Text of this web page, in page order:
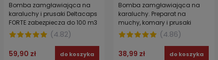
Bomba zamgławiająca na
karaluchy i prusaki Deltacaps
FORTE zabezpiecza do 100 m3
(4.82)
59,90 zł do koszyka
Bomba zamgławiająca na
karaluchy. Preparat na
muchy, komary i prusaki
zawierający permetrynę,
tetrametrynę i PBO BIFENT
FOGGER PLUS STRONG 100 ml
(4.86)
38,99 zł do koszyka